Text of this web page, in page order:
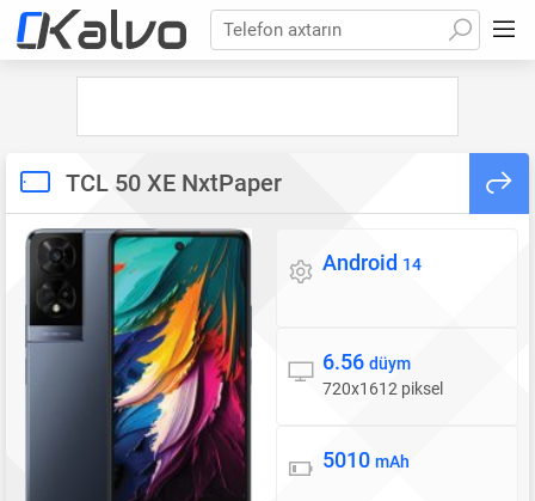
Telefon axtarın
TCL 50 XE NxtPaper
Əməliyyat sistemi
Android 14
Ekran
6.56 düym
720x1612 piksel
Batareya
5010 mAh